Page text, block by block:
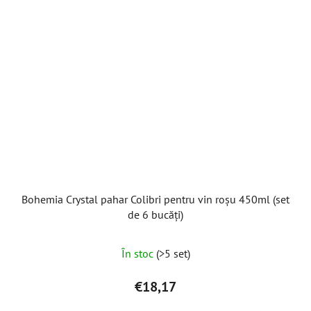
Bohemia Crystal pahar Colibri pentru vin roșu 450ml (set
de 6 bucăți)
medie
a
produsului
În stoc (>5 set)
€18,17